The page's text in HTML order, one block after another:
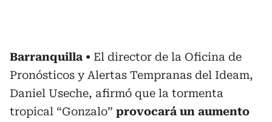
Barranquilla
El director de la Oficina de
Pronósticos y Alertas Tempranas del Ideam,
Daniel Useche, afirmó que la tormenta
tropical “Gonzalo” provocará un aumento